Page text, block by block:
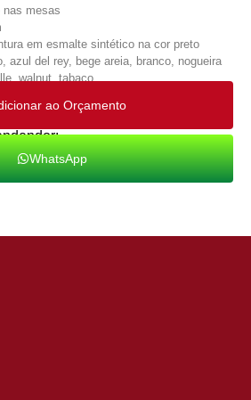
nas mesas
em esmalte sintético na cor preto
azul del rey, bege areia, branco, nogueira
walnut, tabaco.
ao Orçamento
WhatsApp